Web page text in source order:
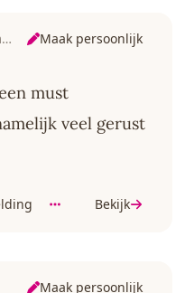
Van tevoren bellen is een must Maak persoonlijk
must
veel gerust
Bekijk
Maak persoonlijk